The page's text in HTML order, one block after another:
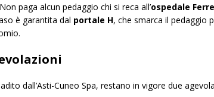
paga alcun pedaggio chi si reca all’ospedale
è garantita dal portale H, che smarca il pedaggio
dall’Asti-Cuneo Spa, restano in vigore due